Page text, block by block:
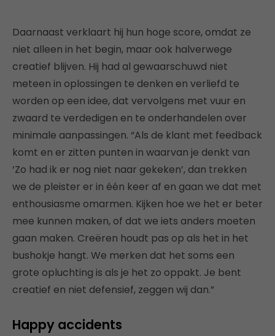
Daarnaast verklaart hij hun hoge score, omdat ze
niet alleen in het begin, maar ook halverwege
creatief blijven. Hij had al gewaarschuwd niet
meteen in oplossingen te denken en verliefd te
worden op een idee, dat vervolgens met vuur en
zwaard te verdedigen en te onderhandelen over
minimale aanpassingen. “Als de klant met feedback
komt en er zitten punten in waarvan je denkt van
‘Zo had ik er nog niet naar gekeken’, dan trekken
we de pleister er in één keer af en gaan we dat met
enthousiasme omarmen. Kijken hoe we het er beter
mee kunnen maken, of dat we iets anders moeten
gaan maken. Creëren houdt pas op als het in het
bushokje hangt. We merken dat het soms een
grote opluchting is als je het zo oppakt. Je bent
creatief en niet defensief, zeggen wij dan.”
Happy accidents